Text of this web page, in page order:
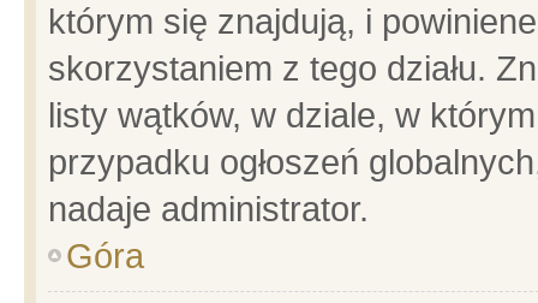
którym się znajdują, i
skorzystaniem z tego działu.
listy wątków, w dziale, w
przypadku ogłoszeń
nadaje administrator.
Góra